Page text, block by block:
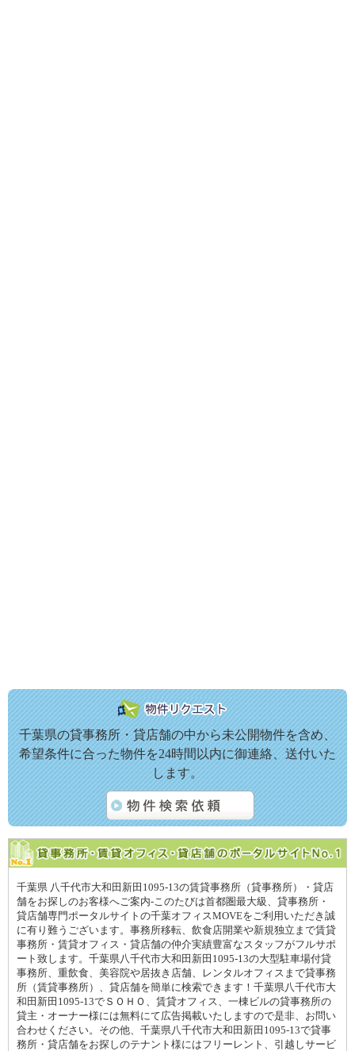
千葉県の貸事務所・貸店舗の中から未公開物件を含め、
希望条件に合った物件を24時間以内に御連絡、送付いた
します。
千葉県 八千代市大和田新田1095-13の賃貸事務所（貸事務所）・貸店
舗をお探しのお客様へご案内-このたびは首都圏最大級、貸事務所・
貸店舗専門ポータルサイトの千葉オフィスMOVEをご利用いただき誠
に有り難うございます。事務所移転、飲食店開業や新規独立まで賃貸
事務所・賃貸オフィス・貸店舗の仲介実績豊富なスタッフがフルサポ
ート致します。千葉県八千代市大和田新田1095-13の大型駐車場付貸
事務所、重飲食、美容院や居抜き店舗、レンタルオフィスまで貸事務
所（賃貸事務所）、貸店舗を簡単に検索できます！千葉県八千代市大
和田新田1095-13でＳＯＨＯ、賃貸オフィス、一棟ビルの貸事務所の
貸主・オーナー様には無料にて広告掲載いたしますので是非、お問い
合わせください。その他、千葉県八千代市大和田新田1095-13で貸事
務所・貸店舗をお探しのテナント様にはフリーレント、引越しサービ